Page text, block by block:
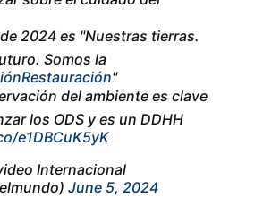
de 2024 es "Nuestras tierras.
Somos la
"
del ambiente es clave
los ODS y es un DDHH
e1DBCuK5yK
Internacional
June 5, 2024